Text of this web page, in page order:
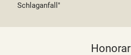
Schlaganfall"
Honorar